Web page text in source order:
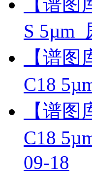
S 5µm_
【谱
C18
【谱
C18
09-18